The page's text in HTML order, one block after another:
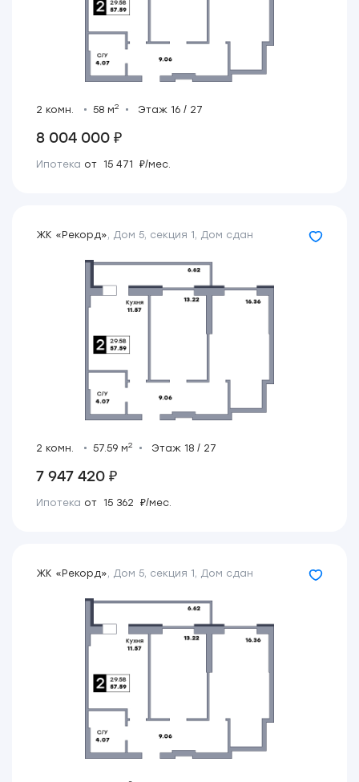
2 комн. 58 м2 Этаж 16 / 27
8 004 000 ₽
Ипотека от 15 471 ₽/мес.
ЖК «Рекорд», Дом 5, секция 1, Дом сдан
2 комн. 57.59 м2 Этаж 18 / 27
7 947 420 ₽
Ипотека от 15 362 ₽/мес.
ЖК «Рекорд», Дом 5, секция 1, Дом сдан